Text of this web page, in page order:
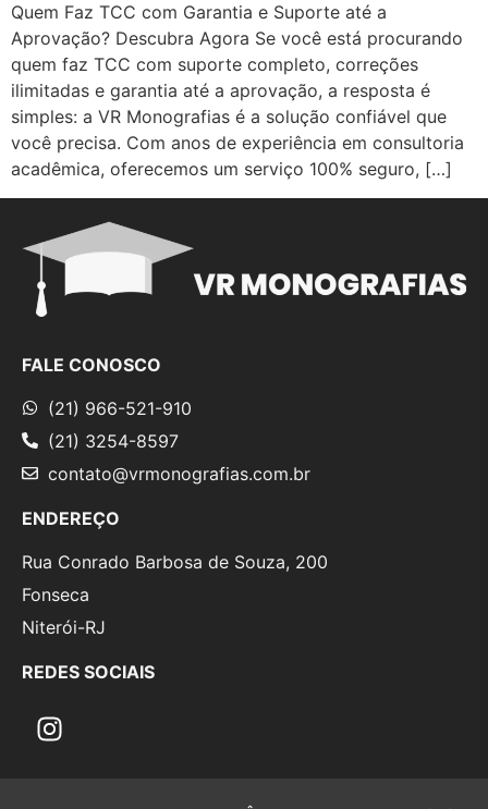
Quem Faz TCC com Garantia e Suporte até a
Aprovação? Descubra Agora Se você está procurando
quem faz TCC com suporte completo, correções
ilimitadas e garantia até a aprovação, a resposta é
simples: a VR Monografias é a solução confiável que
você precisa. Com anos de experiência em consultoria
acadêmica, oferecemos um serviço 100% seguro, […]
FALE CONOSCO
(21) 966-521-910
(21) 3254-8597
contato@vrmonografias.com.br
ENDEREÇO
Rua Conrado Barbosa de Souza, 200
Fonseca
Niterói-RJ
REDES SOCIAIS